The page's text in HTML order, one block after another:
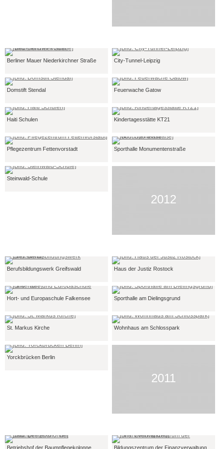
Berliner Mauer Niederkirchner Straße City-Tunnel-Leipzig
Domstift Stendal Feuerwache Gatow
Haiti Schulen Kindertagesstätte KT21
Pflegezentrum Fettenvorstadt Sporthalle Monumentenstraße
Steinwald-Schule
2012
Berufsbildungswerk Greifswald Haus der Justiz Rostock
Hort- und Europaschule Falkensee Sporthalle am Dielingsgrund
St. Markus Kirche Wohnhaus am Schlosspark
Yorckbrücken Berlin
2011
Betriebshof der Baumpflegekolonne Bildungszentrum der Finanzverwaltung